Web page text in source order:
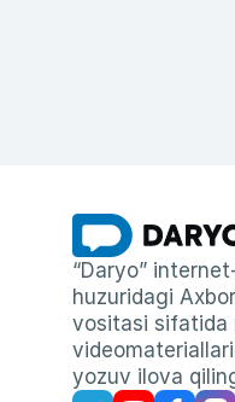
“Daryo”
huzuridagi
vositasi sifatida
yozuv ilova